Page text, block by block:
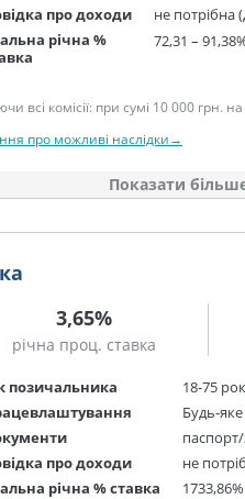
про доходи
не потрібна
річна %
72,31 –
всі комісії: при сумі 10 000 грн.
про можливі наслідки→
Показати
3,65%
річна проц. ставка
позичальника
18-75
Будь-яке
про доходи
не
річна % ставка